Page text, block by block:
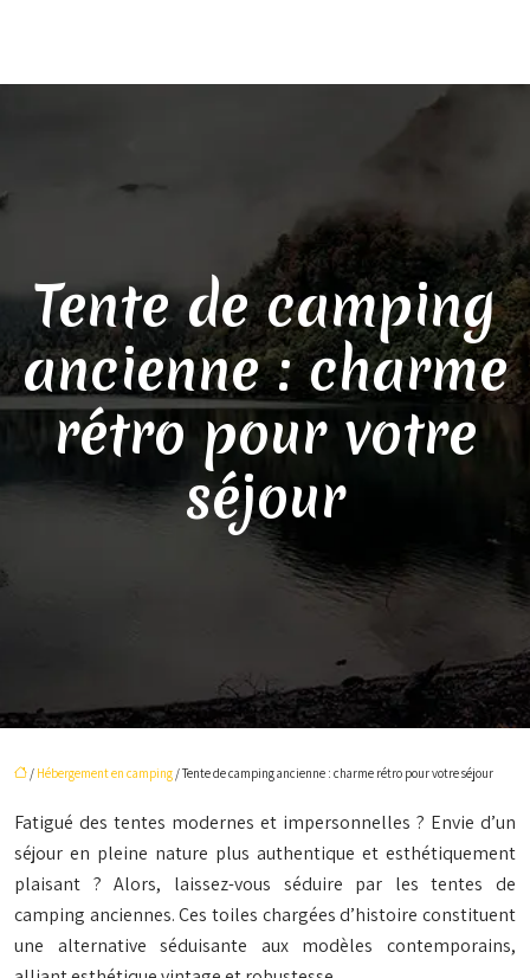
Tente de camping
ancienne : charme
rétro pour votre
séjour
/ Hébergement en camping / Tente de camping ancienne : charme rétro pour votre séjour
Fatigué des tentes modernes et impersonnelles ? Envie d’un
séjour en pleine nature plus authentique et esthétiquement
plaisant ? Alors, laissez-vous séduire par les tentes de
camping anciennes. Ces toiles chargées d’histoire constituent
une alternative séduisante aux modèles contemporains,